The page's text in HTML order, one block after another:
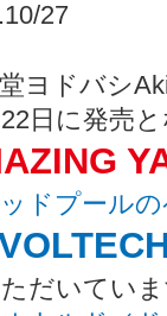
27
ヨドバシ
日に発売
ドプール
だいてい